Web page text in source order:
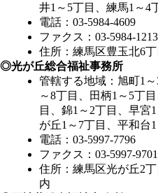
井1～5丁目、練馬1～4
電話：03-5984-4609
ファクス：03-5984-1213
住所：練馬区豊玉北6
◎光が丘総合福祉事務所
管轄する地域：旭町1
～8丁目、田柄1～5丁
目、錦1～2丁目、早宮
が丘1～7丁目、平和台1
電話：03-5997-7796
ファクス：03-5997-9701
住所：練馬区光が丘2
内